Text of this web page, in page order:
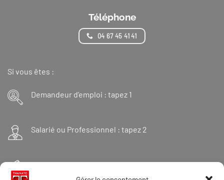
Téléphone
04 67 45 41 41
Si vous êtes :
Demandeur d’emploi : tapez 1
Salarié ou Professionnel : tapez 2
Financeur : tapez 3